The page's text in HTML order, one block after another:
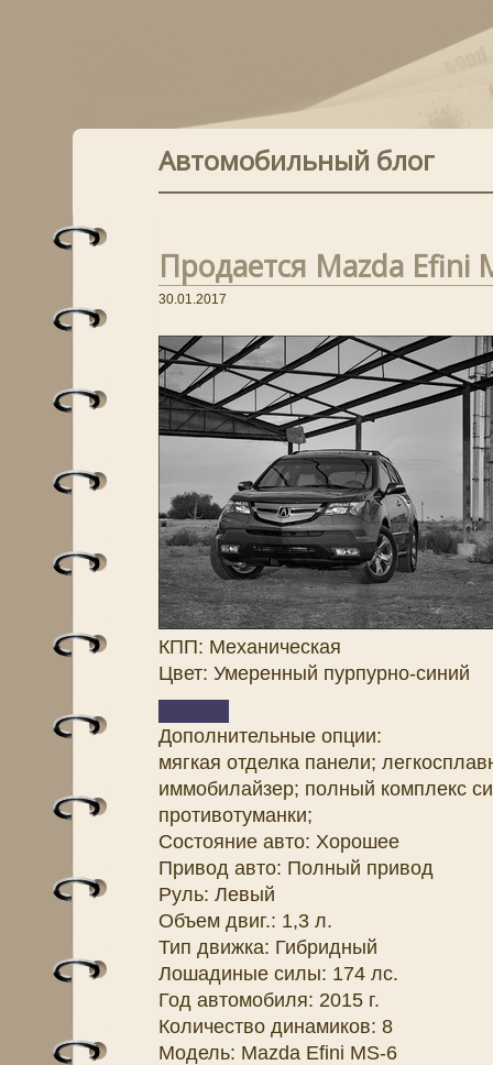
Автомобильный блог
Продается Mazda Efini
30.01.2017
КПП: Механическая
Цвет: Умеренный пурпурно-синий
Дополнительные опции:
мягкая отделка панели;
иммобилайзер; полный комплекс
противотуманки;
Состояние авто: Хорошее
Привод авто: Полный привод
Руль: Левый
Объем двиг.: 1,3 л.
Тип движка: Гибридный
Лошадиные силы: 174 лс.
Год автомобиля: 2015 г.
Количество динамиков: 8
Модель: Mazda Efini MS-6